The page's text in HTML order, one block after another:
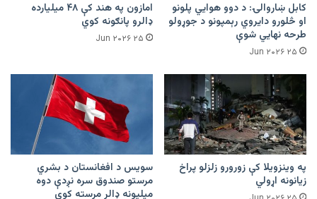
کابل ښاروالۍ: د دوو هوايي پلونو
او څلورو دایروي رېمپونو د جوړولو
طرحه نهایي شوې
۲۵ Jun ۲۰۲۶
امازون په هند کې ۴۸ میلیارده
ډالرو پانګونه کوي
۲۵ Jun ۲۰۲۶
په وینزویلا کې زورورو زلزلو پراخ
زیانونه اړولي
سویس د افغانستان د بشري
مرستو صندوق سره نږدې دوه
میلیونه ډالر مرسته کوي